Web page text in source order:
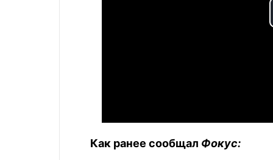
Как ранее сообщал Фокус: